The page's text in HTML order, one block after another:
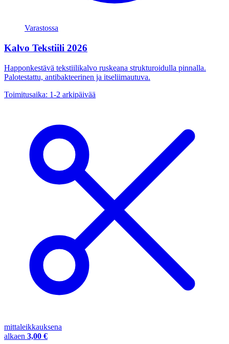
Varastossa
Kalvo Tekstiili 2026
Happonkestävä tekstiilikalvo ruskeana strukturoidulla pinnalla.
Palotestattu, antibakteerinen ja itseliimautuva.
Toimitusaika: 1-2 arkipäivää
mittaleikkauksena
alkaen 3,00 €